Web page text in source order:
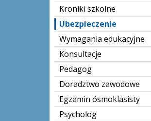
Kroniki szkolne
Ubezpieczenie
Wymagania edukacyjne
Konsultacje
Pedagog
Doradztwo zawodowe
Egzamin ósmoklasisty
Psycholog